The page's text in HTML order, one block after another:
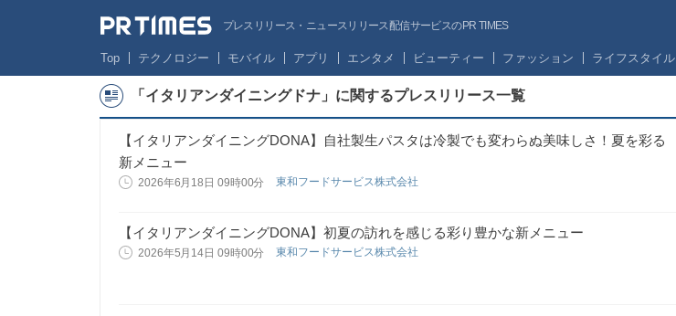
プレスリリース・ニュースリリース配信サービスのPR TIMES
Top テクノロジー モバイル アプリ エンタメ ビューティー ファッション ライフスタイル
「イタリアンダイニングドナ」に関するプレスリリース一覧
【イタリアンダイニングDONA】自社製生パスタは冷製でも変わらぬ美味しさ！夏を彩る
新メニュー
2026年6月18日 09時00分 東和フードサービス株式会社
【イタリアンダイニングDONA】初夏の訪れを感じる彩り豊かな新メニュー
2026年5月14日 09時00分 東和フードサービス株式会社